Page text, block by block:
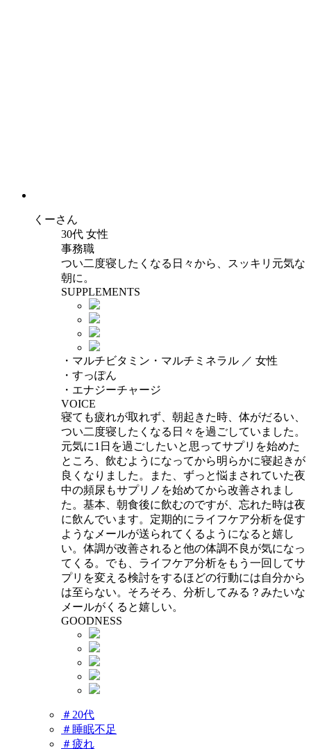
くーさん
30代 女性
事務職
つい二度寝したくなる日々から、スッキリ元気な
朝に。
SUPPLEMENTS
・マルチビタミン・マルチミネラル ／ 女性
・すっぽん
・エナジーチャージ
VOICE
寝ても疲れが取れず、朝起きた時、体がだるい、
つい二度寝したくなる日々を過ごしていました。
元気に1日を過ごしたいと思ってサプリを始めた
ところ、飲むようになってから明らかに寝起きが
良くなりました。また、ずっと悩まされていた夜
中の頻尿もサプリノを始めてから改善されまし
た。基本、朝食後に飲むのですが、忘れた時は夜
に飲んでいます。定期的にライフケア分析を促す
ようなメールが送られてくるようになると嬉し
い。体調が改善されると他の体調不良が気になっ
てくる。でも、ライフケア分析をもう一回してサ
プリを変える検討をするほどの行動には自分から
は至らない。そろそろ、分析してみる？みたいな
メールがくると嬉しい。
GOODNESS
＃20代
＃睡眠不足
＃疲れ